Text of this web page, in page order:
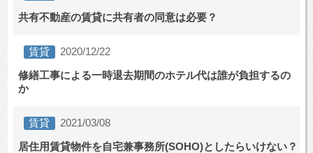
共有不動産の賃貸に共有者の同意は必要？
賃貸
2020/12/22
修繕工事による一時退去期間のホテル代は誰が負担するの
か
賃貸
2021/03/08
居住用賃貸物件を自宅兼事務所(SOHO)としたらいけない？